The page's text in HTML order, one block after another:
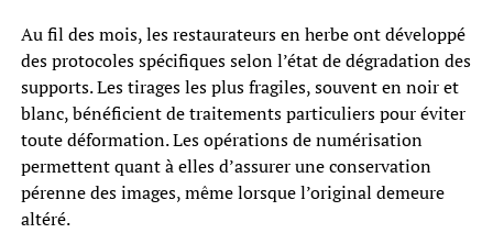
Au fil des mois, les restaurateurs en herbe ont développé
des protocoles spécifiques selon l’état de dégradation des
supports. Les tirages les plus fragiles, souvent en noir et
blanc, bénéficient de traitements particuliers pour éviter
toute déformation. Les opérations de numérisation
permettent quant à elles d’assurer une conservation
pérenne des images, même lorsque l’original demeure
altéré.